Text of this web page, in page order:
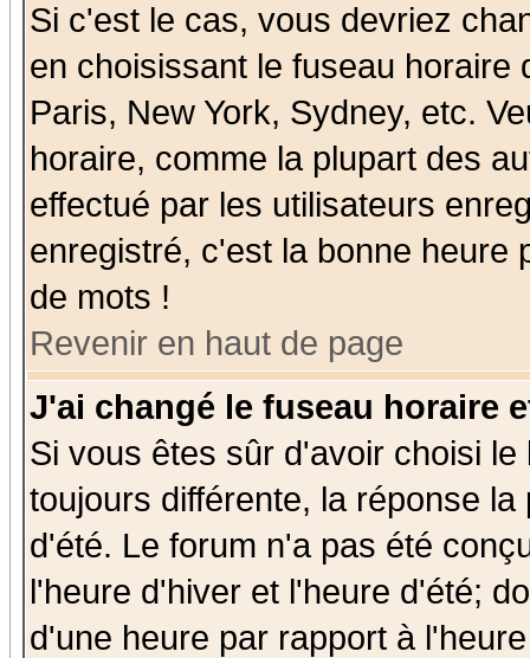
Si c'est le cas, vous devriez
en choisissant le fuseau
Paris, New York, Sydney, etc.
horaire, comme la plupart des
effectué par les utilisateurs
enregistré, c'est la bonne heure
de mots !
Revenir en haut de page
J'ai changé le fuseau horaire
Si vous êtes sûr d'avoir choisi
toujours différente, la réponse
d'été. Le forum n'a pas été
l'heure d'hiver et l'heure d'été;
d'une heure par rapport à